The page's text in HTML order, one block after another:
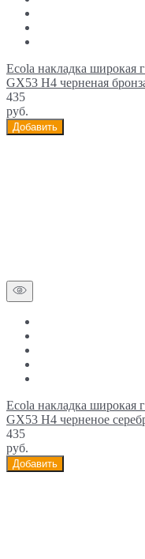
Ecola накладка широкая
GX53 H4 черненая
435
руб.
Добавить
Ecola накладка широкая
GX53 H4 черненое
435
руб.
Добавить